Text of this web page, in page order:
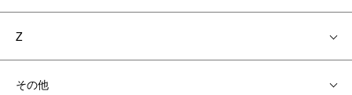
Z
その他